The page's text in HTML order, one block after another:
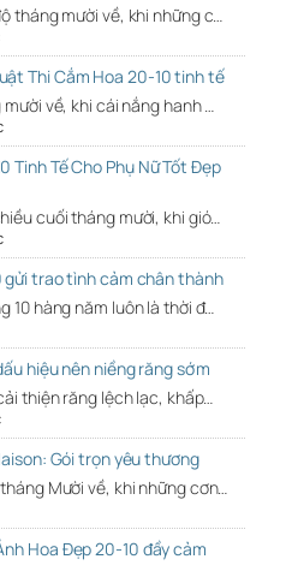
tháng mười về, khi những c…
Thi Cắm Hoa 20-10 tinh tế
về, khi cái nắng hanh …
Tinh Tế Cho Phụ Nữ Tốt Đẹp
cuối tháng mười, khi gió…
gửi trao tình cảm chân thành
10 hàng năm luôn là thời đ…
hiệu nên niềng răng sớm
thiện răng lệch lạc, khấp…
Gói trọn yêu thương
Mười về, khi những cơn…
Hoa Đẹp 20-10 đầy cảm